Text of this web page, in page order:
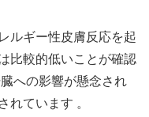
ルギー性皮膚反応を起
比較的低いことが確認
への影響が懸念され
れています 。